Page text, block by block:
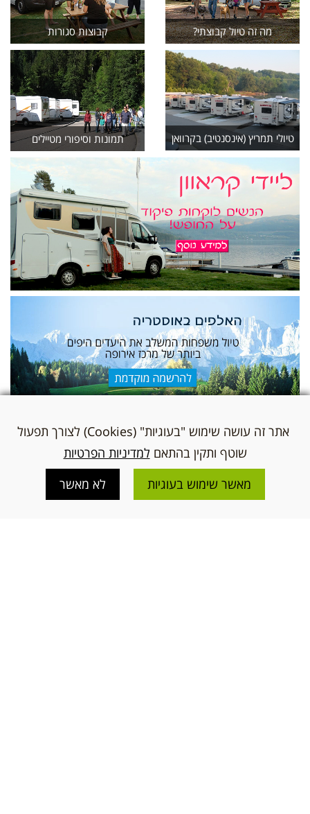
מה זה טיול קבוצתי? קבוצות סגורות
טיולי תמריץ (אינסנטיב) בקרוואן תמונות וסיפורי מטיילים
אתר זה עושה שימוש "בעוגיות" (Cookies) לצורך תפעול
שוטף ותקין בהתאם למדיניות הפרטיות
מאשר שימוש בעוגיות
לא מאשר